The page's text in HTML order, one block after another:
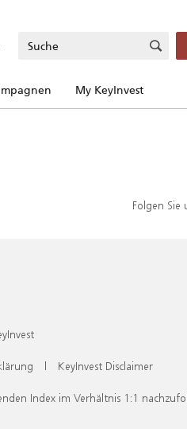
My KeyInvest
Folgen Sie
| KeyInvest Disclaimer
Index im Verhältnis 1:1